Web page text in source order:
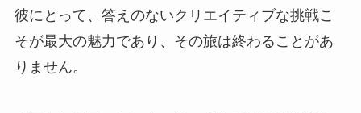
彼にとって、答えのないクリエイティブな挑戦こ
そが最大の魅力であり、その旅は終わることがあ
りません。